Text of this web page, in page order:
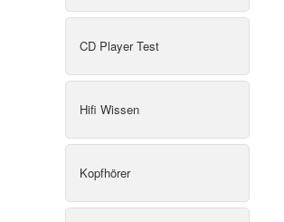
CD Player Test
Hifi Wissen
Kopfhörer